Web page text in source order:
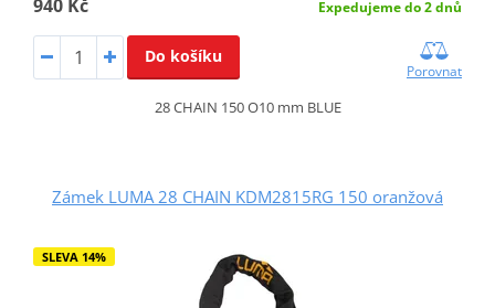
940 Kč Expedujeme do 2 dnů
Do košíku
Porovnat
28 CHAIN 150 O10 mm BLUE
Zámek LUMA 28 CHAIN KDM2815RG 150 oranžová
SLEVA 14%